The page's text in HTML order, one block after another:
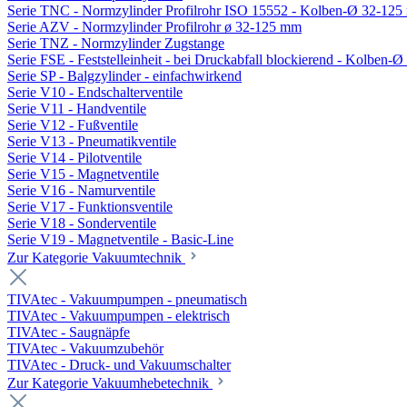
Serie TNC - Normzylinder Profilrohr ISO 15552 - Kolben-Ø 32-125
Serie AZV - Normzylinder Profilrohr ø 32-125 mm
Serie TNZ - Normzylinder Zugstange
Serie FSE - Feststelleinheit - bei Druckabfall blockierend - Kolben-Ø
Serie SP - Balgzylinder - einfachwirkend
Serie V10 - Endschalterventile
Serie V11 - Handventile
Serie V12 - Fußventile
Serie V13 - Pneumatikventile
Serie V14 - Pilotventile
Serie V15 - Magnetventile
Serie V16 - Namurventile
Serie V17 - Funktionsventile
Serie V18 - Sonderventile
Serie V19 - Magnetventile - Basic-Line
Zur Kategorie Vakuumtechnik
TIVAtec - Vakuumpumpen - pneumatisch
TIVAtec - Vakuumpumpen - elektrisch
TIVAtec - Saugnäpfe
TIVAtec - Vakuumzubehör
TIVAtec - Druck- und Vakuumschalter
Zur Kategorie Vakuumhebetechnik